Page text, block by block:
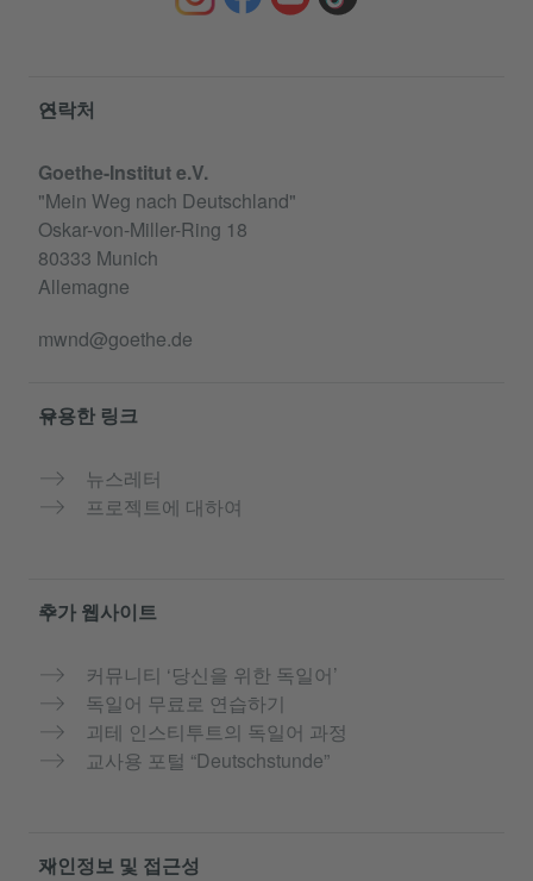
Service- und Informationsbereich
연락처
Goethe-Institut e.V.
"Mein Weg nach Deutschland"
Oskar-von-Miller-Ring 18
80333 Munich
Allemagne
mwnd@goethe.de
유용한 링크
뉴스레터
프로젝트에 대하여
추가 웹사이트
커뮤니티 ‘당신을 위한 독일어’
독일어 무료로 연습하기
괴테 인스티투트의 독일어 과정
교사용 포털 “Deutschstunde”
개인정보 및 접근성